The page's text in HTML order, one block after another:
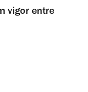
vigor entre